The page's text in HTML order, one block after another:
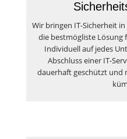
Wir bringen IT-Sicherheit
die bestmögliste Lösung
Individuell auf jedes
Abschluss einer IT-
dauerhaft geschützt und